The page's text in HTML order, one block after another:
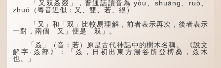
季，代表涼爽肅殺之氣。
「運」是「運行」，生動地
描寫大暑的酷熱阻礙金氣流
轉。「大暑運金氣」以誇張
手法描寫炎熱阻滯了季節更
替。
「荊揚」指...
其中「翦綹」即剪斷他
人衣帶以竊取錢物，是小偷
的舊稱。而「掱手」也就是
手多多，擅自拿別人東西的
意思了...
「又双叒叕」，普通話讀音為 yòu、shuāng、ruò、
zhuó（粵音近似：又、雙、若、絕）
「又」和「双」比較易理解，前者表示再次，後者表示
一對，兩個「又」便是「双」。
「叒」（音：若）原是古代神話中的樹木名稱。 《說文
解字·叒部》：「叒，日初出東方湯谷所登榑桑，叒木
也。」